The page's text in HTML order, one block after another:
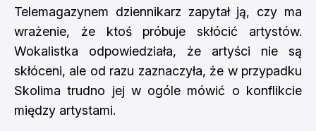
Telemagazynem dziennikarz zapytał ją, czy ma
wrażenie, że ktoś próbuje skłócić artystów.
Wokalistka odpowiedziała, że artyści nie są
skłóceni, ale od razu zaznaczyła, że w przypadku
Skolima trudno jej w ogóle mówić o konflikcie
między artystami.